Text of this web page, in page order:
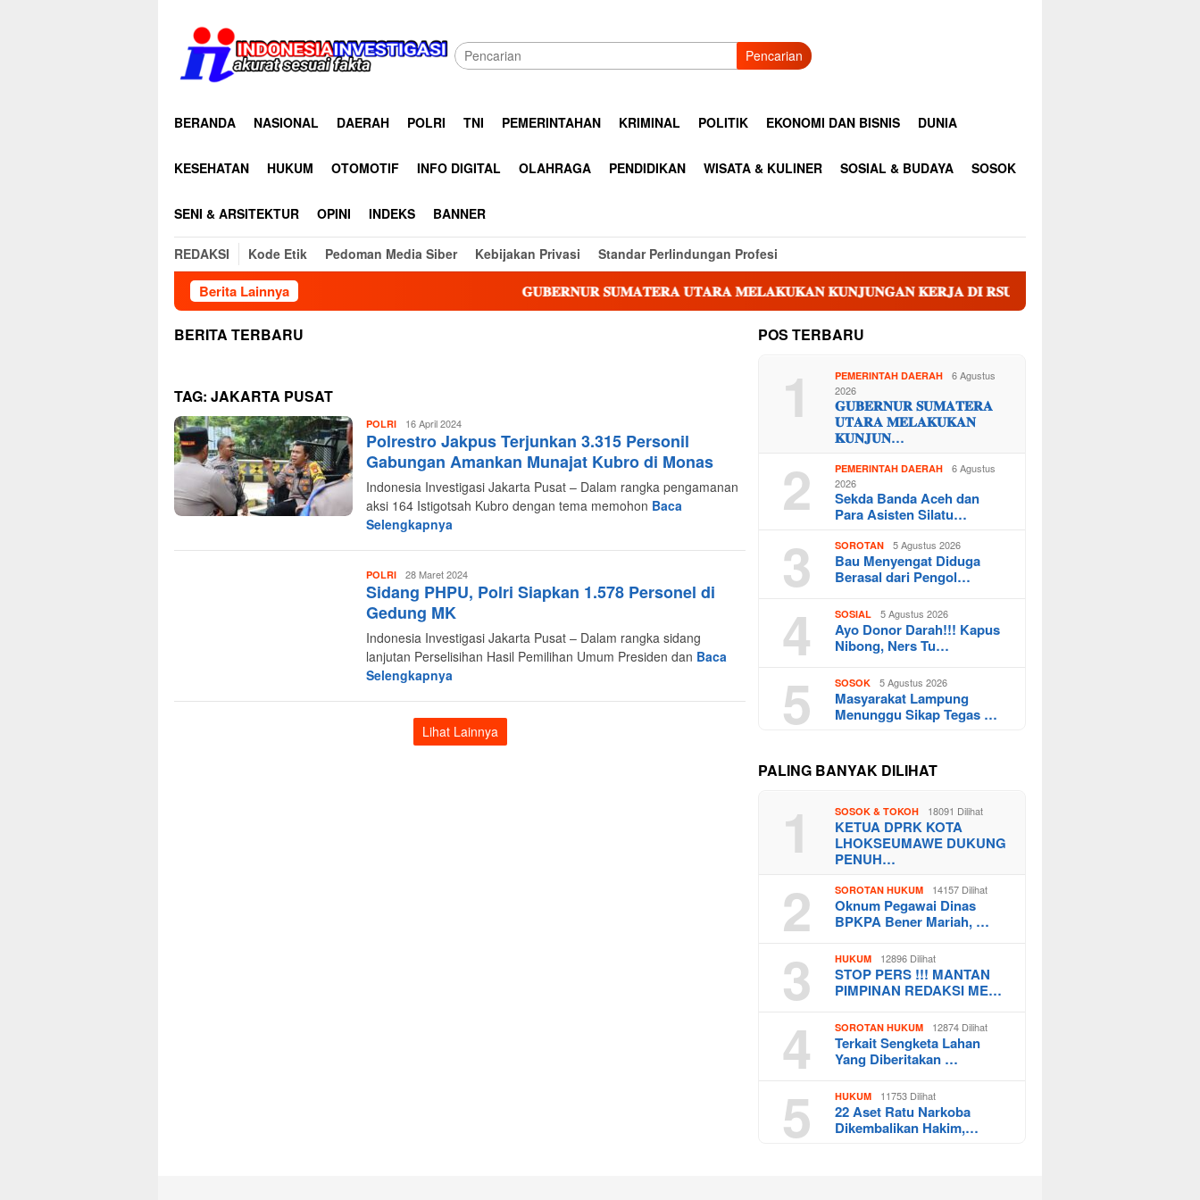
konten
Pencarian
BERANDA NASIONAL DAERAH POLRI TNI PEMERINTAHAN KRIMINAL POLITIK EKONOMI DAN BISNIS DUNIA
KESEHATAN HUKUM OTOMOTIF INFO DIGITAL OLAHRAGA PENDIDIKAN WISATA & KULINER SOSIAL & BUDAYA SOSOK
SENI & ARSITEKTUR OPINI INDEKS BANNER
REDAKSI Kode Etik Pedoman Media Siber Kebijakan Privasi Standar Perlindungan Profesi
Berita Lainnya 𝐆𝐔𝐁𝐄𝐑𝐍𝐔𝐑 𝐒𝐔𝐌𝐀𝐓𝐄𝐑𝐀 𝐔𝐓𝐀𝐑𝐀 𝐌𝐄𝐋𝐀𝐊𝐔𝐊𝐀𝐍 𝐊𝐔𝐍𝐉𝐔𝐍𝐆𝐀𝐍 𝐊𝐄𝐑𝐉𝐀 𝐃𝐈 𝐑𝐒𝐔𝐃 𝐝𝐫. 𝐌. 𝐓𝐡𝐨𝐦𝐬𝐞𝐧 𝐍𝐢𝐚𝐬
BERITA TERBARU
TAG: JAKARTA PUSAT
POLRI Admin
16 April 2024
Polrestro Jakpus Terjunkan 3.315 Personil
Gabungan Amankan Munajat Kubro di Monas
Indonesia Investigasi Jakarta Pusat – Dalam rangka pengamanan
aksi 164 Istigotsah Kubro dengan tema memohon Baca
Selengkapnya
POLRI Admin
28 Maret 2024
Sidang PHPU, Polri Siapkan 1.578 Personel di
Gedung MK
Indonesia Investigasi Jakarta Pusat – Dalam rangka sidang
lanjutan Perselisihan Hasil Pemilihan Umum Presiden dan Baca
Selengkapnya
Lihat Lainnya
POS TERBARU
1 PEMERINTAH DAERAH
6 Agustus
2026
𝐆𝐔𝐁𝐄𝐑𝐍𝐔𝐑 𝐒𝐔𝐌𝐀𝐓𝐄𝐑𝐀
𝐔𝐓𝐀𝐑𝐀 𝐌𝐄𝐋𝐀𝐊𝐔𝐊𝐀𝐍
𝐊𝐔𝐍𝐉𝐔𝐍…
2 PEMERINTAH DAERAH
6 Agustus
2026
Sekda Banda Aceh dan
Para Asisten Silatu…
3 SOROTAN 5 Agustus 2026
Bau Menyengat Diduga
Berasal dari Pengol…
4 SOSIAL 5 Agustus 2026
Ayo Donor Darah!!! Kapus
Nibong, Ners Tu…
5 SOSOK 5 Agustus 2026
Masyarakat Lampung
Menunggu Sikap Tegas …
PALING BANYAK DILIHAT
1 SOSOK & TOKOH 18091 Dilihat
KETUA DPRK KOTA
LHOKSEUMAWE DUKUNG
PENUH…
2 SOROTAN HUKUM 14157 Dilihat
Oknum Pegawai Dinas
BPKPA Bener Mariah, …
3 HUKUM 12896 Dilihat
STOP PERS !!! MANTAN
PIMPINAN REDAKSI ME…
4 SOROTAN HUKUM 12874 Dilihat
Terkait Sengketa Lahan
Yang Diberitakan …
5 HUKUM 11753 Dilihat
22 Aset Ratu Narkoba
Dikembalikan Hakim,…